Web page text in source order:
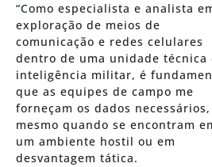
“Como especialista e analista
exploração de meios de
comunicação e redes celulares
dentro de uma unidade técnica
inteligência militar, é
que as equipes de campo me
forneçam os dados necessários,
mesmo quando se encontram
um ambiente hostil ou em
desvantagem tática.